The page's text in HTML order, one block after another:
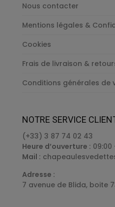
Nous contacter
Mentions légales &
Cookies
Frais de livraison &
Conditions générales de
NOTRE SERVICE
(+33) 3 87 74 02 43
Heure d’ouverture : 09:00
Mail :
Adresse :
7 avenue de Blida, boite